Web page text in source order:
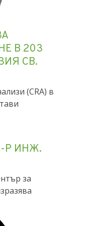
В 203
СВ.
(CRA) в
Р ИНЖ.
за